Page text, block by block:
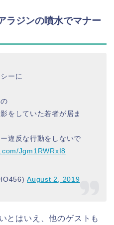
ラジンの噴水でマナー
ーに
をしていた若者が居ま
違反な行動をしないで
Jgm1RWRxI8
August 2, 2019
とはいえ、他のゲストも